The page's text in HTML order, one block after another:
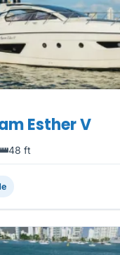
Esther V
48 ft